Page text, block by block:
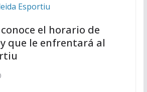
el horario de
que le enfrentará al